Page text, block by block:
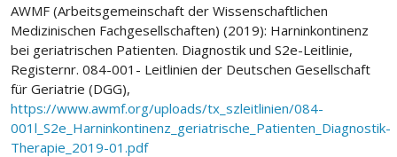
AWMF (Arbeitsgemeinschaft der Wissenschaftlichen
Medizinischen Fachgesellschaften) (2019): Harninkontinenz
bei geriatrischen Patienten. Diagnostik und S2e-Leitlinie,
Registernr. 084-001- Leitlinien der Deutschen Gesellschaft
für Geriatrie (DGG),
https://www.awmf.org/uploads/tx_szleitlinien/084-
001l_S2e_Harninkontinenz_geriatrische_Patienten_Diagnostik-
Therapie_2019-01.pdf